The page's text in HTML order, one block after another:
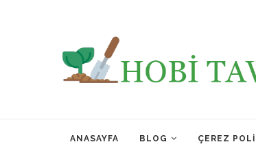
ANASAYFA BLOG ÇEREZ